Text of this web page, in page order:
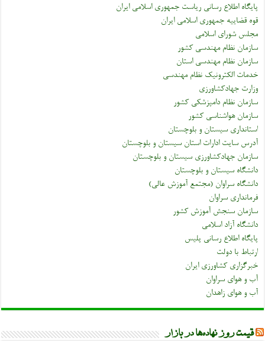
پایگاه اطلاع رسانی ریاست جمهوری اسلامی ایران
قوه قضاییه جمهوری اسلامی ایران
مجلس شورای اسلامی
سازمان نظام مهندسی کشور
سازمان نظام مهندسی استان
خدمات الکترونیک نظام مهندسی
وزارت جهادکشاورزی
سازمان نظام دامپزشکی کشور
سازمان هواشناسی کشور
استانداری سیستان و بلوچستان
آدرس سایت ادارات استان سیستان و بلوچستان
سازمان جهادکشاورزی سیستان و بلوچستان
دانشگاه سیستان و بلوچستان
دانشگاه سراوان (مجتمع آموزش عالی)
فرمانداری سراوان
سازمان سنجش آموزش کشور
دانشگاه آزاد اسلامی
پایگاه اطلاع رسانی پلیس
ارتباط با دولت
خبرگزاری کشاورزی ایران
آب و هوای سراوان
آب و هوای زاهدان
قیمت روز نهاده‌ها در بازار